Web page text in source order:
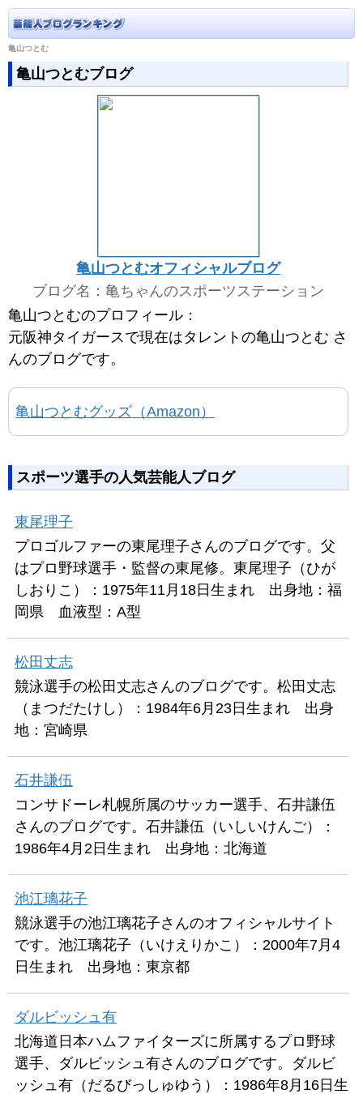
亀山つとむ
亀山つとむブログ
亀山つとむオフィシャルブログ
ブログ名：亀ちゃんのスポーツステーション
亀山つとむのプロフィール：
元阪神タイガースで現在はタレントの亀山つとむ さ
んのブログです。
亀山つとむグッズ（Amazon）
スポーツ選手の人気芸能人ブログ
東尾理子
プロゴルファーの東尾理子さんのブログです。父
はプロ野球選手・監督の東尾修。東尾理子（ひが
しおりこ）：1975年11月18日生まれ 出身地：福
岡県 血液型：A型
松田丈志
競泳選手の松田丈志さんのブログです。松田丈志
（まつだたけし）：1984年6月23日生まれ 出身
地：宮崎県
石井謙伍
コンサドーレ札幌所属のサッカー選手、石井謙伍
さんのブログです。石井謙伍（いしいけんご）：
1986年4月2日生まれ 出身地：北海道
池江璃花子
競泳選手の池江璃花子さんのオフィシャルサイト
です。池江璃花子（いけえりかこ）：2000年7月4
日生まれ 出身地：東京都
ダルビッシュ有
北海道日本ハムファイターズに所属するプロ野球
選手、ダルビッシュ有さんのブログです。ダルビ
ッシュ有（だるびっしゅゆう）：1986年8月16日生